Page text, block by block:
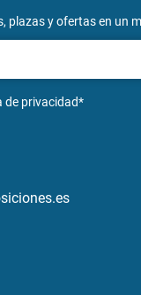
plazas y ofertas en un
de privacidad*